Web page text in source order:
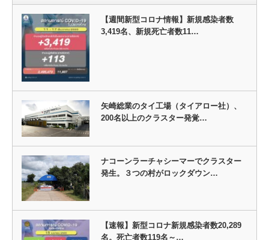
【週間新型コロナ情報】新規感染者数
3,419名、新規死亡者数11…
矢崎総業のタイ工場（タイアロー社）、
200名以上のクラスター発覚…
ナコーンラーチャシーマーでクラスター
発生。３つの村がロックダウン…
【速報】新型コロナ新規感染者数20,289
名。死亡者数119名～…